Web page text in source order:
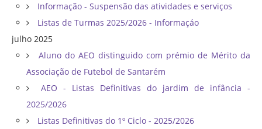
Informação - Suspensão das atividades e serviços
Listas de Turmas 2025/2026 - Informaçáo
julho 2025
Aluno do AEO distinguido com prémio de Mérito da
Associação de Futebol de Santarém
AEO - Listas Definitivas do jardim de infância -
2025/2026
Listas Definitivas do 1º Ciclo - 2025/2026